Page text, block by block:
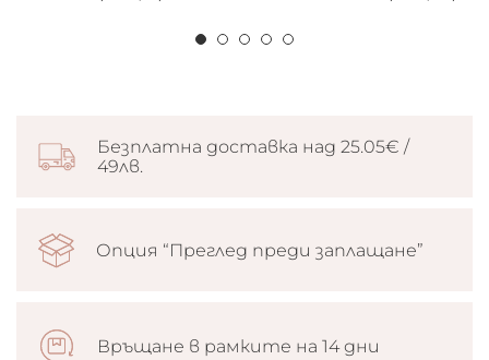
Безплатна доставка над 25.05€ /
49лв.
Опция “Преглед преди заплащане”
Връщане в рамките на 14 дни